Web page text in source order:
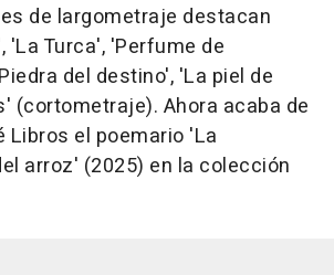
de largometraje destacan
'La Turca', 'Perfume de
del destino', 'La piel de
(cortometraje). Ahora acaba de
Libros el poemario 'La
arroz' (2025) en la colección